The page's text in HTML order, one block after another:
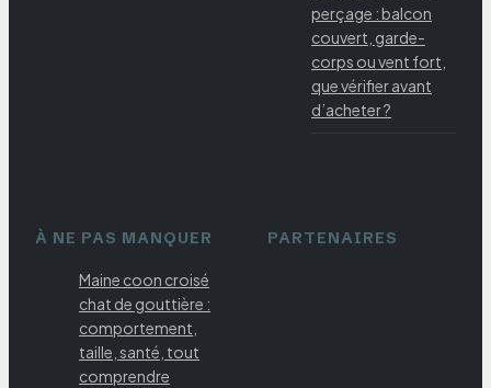
perçage : balcon
couvert, garde-
corps ou vent fort,
que vérifier avant
d’acheter ?
À NE PAS MANQUER
Maine coon croisé
chat de gouttière :
comportement,
taille, santé, tout
comprendre
PARTENAIRES